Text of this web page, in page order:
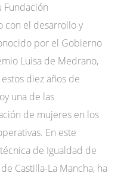
Fundación
con el desarrollo y
por el Gobierno
Luisa de Medrano,
diez años de
una de las
de mujeres en los
En este
de Igualdad de
Castilla-La Mancha, ha